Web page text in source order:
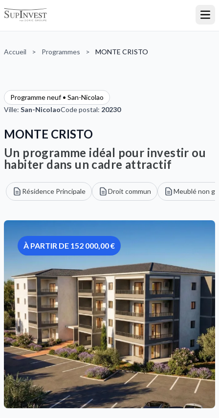
Accueil > Programmes > MONTE CRISTO
Programme neuf • San-Nicolao
Ville: San-NicolaoCode postal: 20230
MONTE CRISTO
Un programme idéal pour investir ou
habiter dans un cadre attractif
Résidence Principale Droit commun Meublé non
À PARTIR DE 152 000,00 €